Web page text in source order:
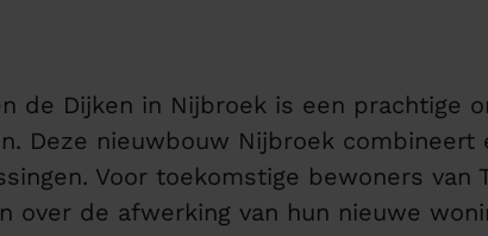
de Dijken in Nijbroek is een prachtige
Deze nieuwbouw Nijbroek
Voor toekomstige bewoners
over de afwerking van hun nieuwe